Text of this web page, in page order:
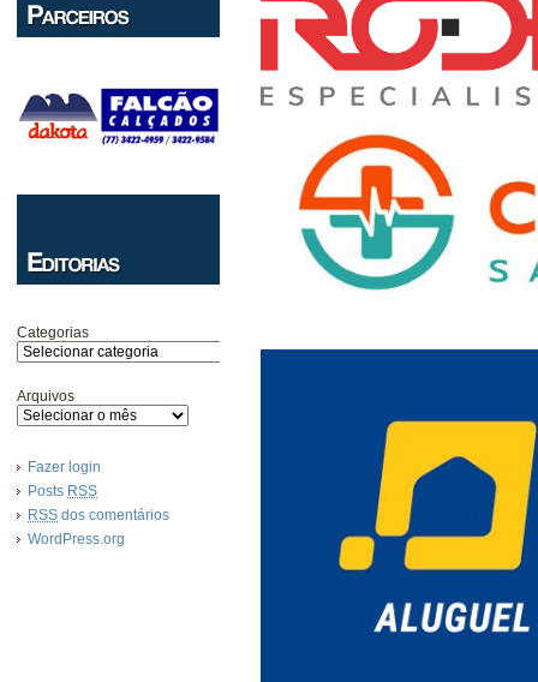
Categorias
Arquivos
Fazer login
Posts RSS
RSS dos comentários
WordPress.org